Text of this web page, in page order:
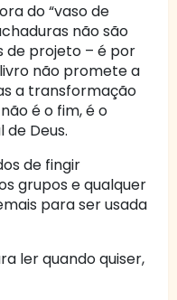
do “vaso de
não são
de projeto – é por
não promete a
a transformação
é o fim, é o
Deus.
de fingir
grupos e qualquer
para ser usada
ler quando quiser,